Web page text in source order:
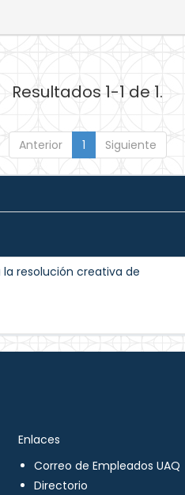
Resultados 1-1 de 1.
Anterior 1 Siguiente
resolución creativa de
Enlaces
Correo de Empleados UAQ
Directorio